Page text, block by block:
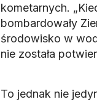
kometarnych.
bombardowały
środowisko w
nie została
To jednak nie